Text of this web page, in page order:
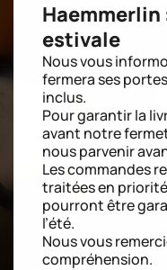
estivale
Nous vous
fermera ses
inclus.
Pour garantir la
avant notre
nous parvenir
Les commandes
traitées en
pourront être
l’été.
Nous vous
compréhension.